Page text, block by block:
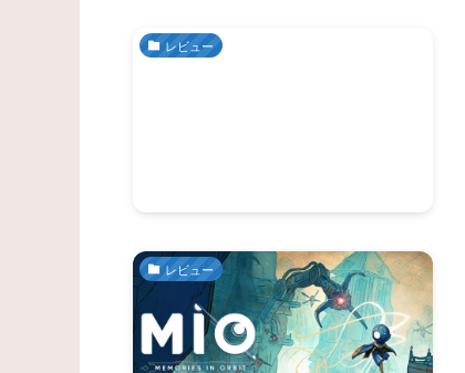
レビュー
レビュー